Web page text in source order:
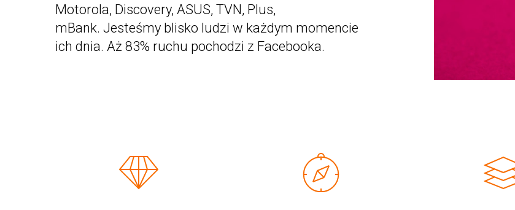
Motorola, Discovery, ASUS, TVN, Plus,
mBank. Jesteśmy blisko ludzi w każdym momencie
ich dnia. Aż 83% ruchu pochodzi z Facebooka.